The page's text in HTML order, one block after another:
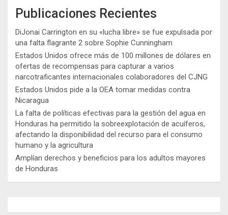
Publicaciones Recientes
DiJonai Carrington en su «lucha libre» se fue expulsada por
una falta flagrante 2 sobre Sophie Cunningham
Estados Unidos ofrece más de 100 millones de dólares en
ofertas de recompensas para capturar a varios
narcotraficantes internacionales colaboradores del CJNG
Estados Unidos pide a la OEA tomar medidas contra
Nicaragua
La falta de políticas efectivas para la gestión del agua en
Honduras ha permitido la sobreexplotación de acuíferos,
afectando la disponibilidad del recurso para el consumo
humano y la agricultura
Amplían derechos y beneficios para los adultos mayores
de Honduras